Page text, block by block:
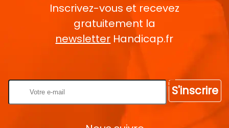
Inscrivez-vous et recevez
gratuitement la
newsletter Handicap.fr
S'inscrire